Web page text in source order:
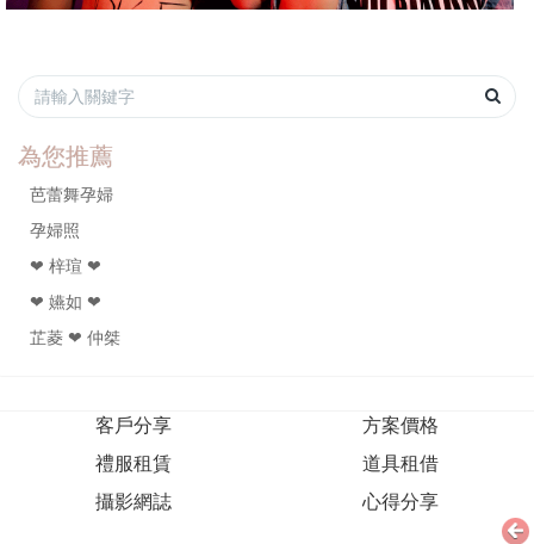
為您推薦
芭蕾舞孕婦
孕婦照
❤ 梓瑄 ❤
❤ 嬿如 ❤
芷菱 ❤ 仲桀
客戶分享
方案價格
禮服租賃
道具租借
攝影網誌
心得分享